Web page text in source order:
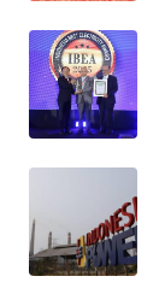
SIBARAGAS
NEWS
METRO
SIANTAR
METRO
MEDAN